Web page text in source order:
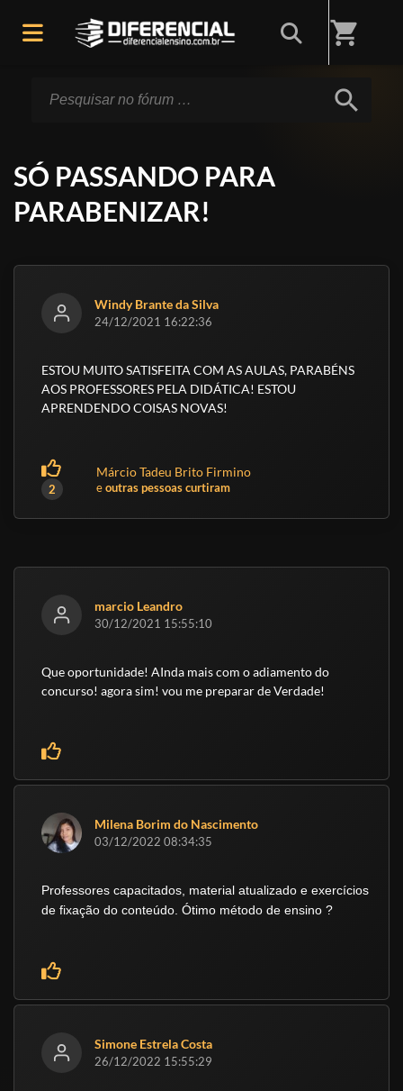
shopping_cart
Início/ Fórum
search
SÓ PASSANDO PARA
PARABENIZAR!
Windy Brante da Silva
24/12/2021 16:22:36
ESTOU MUITO SATISFEITA COM AS AULAS, PARABÉNS
AOS PROFESSORES PELA DIDÁTICA! ESTOU
APRENDENDO COISAS NOVAS!
2
Márcio Tadeu Brito Firmino
eoutras pessoas curtiram
marcio Leandro
30/12/2021 15:55:10
Que oportunidade! AInda mais com o adiamento do
concurso! agora sim! vou me preparar de Verdade!
Milena Borim do Nascimento
03/12/2022 08:34:35
Professores capacitados, material atualizado e exercícios
de fixação do conteúdo. Ótimo método de ensino ?
Simone Estrela Costa
26/12/2022 15:55:29